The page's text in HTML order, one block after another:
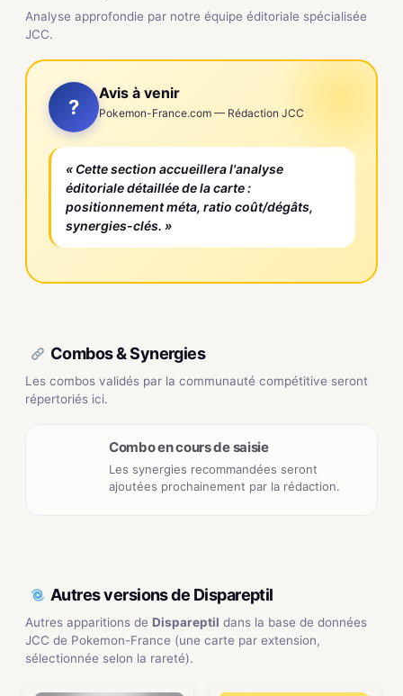
Analyse approfondie par notre équipe éditoriale spécialisée
JCC.
?
Avis à venir
Pokemon-France.com — Rédaction JCC
« Cette section accueillera l'analyse
éditoriale détaillée de la carte :
positionnement méta, ratio coût/dégâts,
synergies-clés. »
Combos & Synergies
Les combos validés par la communauté compétitive seront
répertoriés ici.
Combo en cours de saisie
Les synergies recommandées seront
ajoutées prochainement par la rédaction.
Autres versions de Dispareptil
Autres apparitions de Dispareptil dans la base de données
JCC de Pokemon-France (une carte par extension,
sélectionnée selon la rareté).